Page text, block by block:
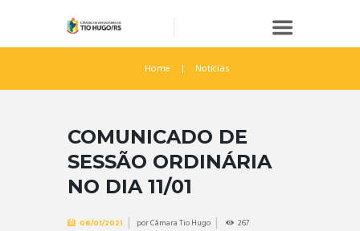
Home Notícias
COMUNICADO DE
SESSÃO ORDINÁRIA
NO DIA 11/01
06/01/2021 porCâmara Tio Hugo 267